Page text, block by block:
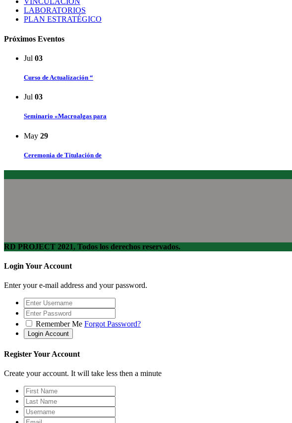
LABORATORIOS
PLAN ESTRATÉGICO
Próximos Eventos
Jul 03
Curso de Actualización “
Jul 03
Seminario «Macroalgas para
May 29
Ceremonia de Titulación de
RD PROJECT 2021, Todos los derechos reservados.
Login Your Account
Enter your e-mail address and your password.
Remember Me Forgot Password?
Register Your Account
Create your account. It will take less then a minute